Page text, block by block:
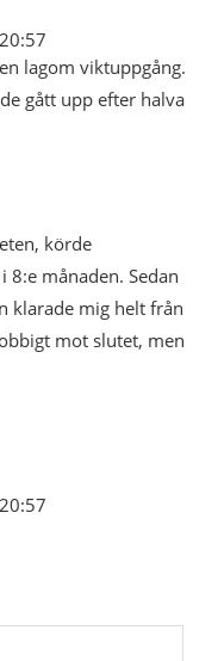
lagom viktuppgång.
gått upp efter halva
körde
månaden. Sedan
klarade mig helt från
mot slutet, men